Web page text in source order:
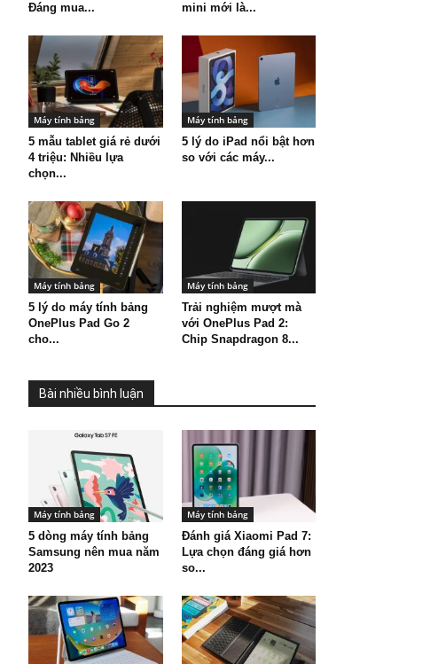
Đáng mua...
mini mới là...
Máy tính bảng
5 mẫu tablet giá rẻ dưới
4 triệu: Nhiều lựa
chọn...
Máy tính bảng
5 lý do iPad nổi bật hơn
so với các máy...
Máy tính bảng
5 lý do máy tính bảng
OnePlus Pad Go 2
cho...
Máy tính bảng
Trải nghiệm mượt mà
với OnePlus Pad 2:
Chip Snapdragon 8...
Bài nhiều bình luận
Máy tính bảng
5 dòng máy tính bảng
Samsung nên mua năm
2023
Máy tính bảng
Đánh giá Xiaomi Pad 7:
Lựa chọn đáng giá hơn
so...